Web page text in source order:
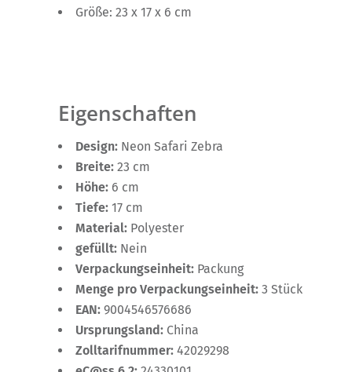
Größe: 23 x 17 x 6 cm
Eigenschaften
Design: Neon Safari Zebra
Breite: 23 cm
Höhe: 6 cm
Tiefe: 17 cm
Material: Polyester
gefüllt: Nein
Verpackungseinheit: Packung
Menge pro Verpackungseinheit: 3 Stück
EAN: 9004546576686
Ursprungsland: China
Zolltarifnummer: 42029298